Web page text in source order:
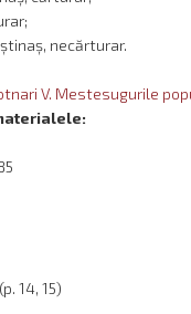
necărturar.
V. Mestesugurile
14, 15)